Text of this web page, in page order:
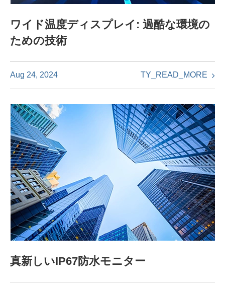
ワイド温度ディスプレイ: 過酷な環境の
ための技術
Aug 24, 2024 TY_READ_MORE
真新しいIP67防水モニター